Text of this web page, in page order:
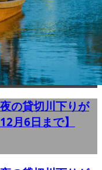
の貸切川下りが
月6日まで】